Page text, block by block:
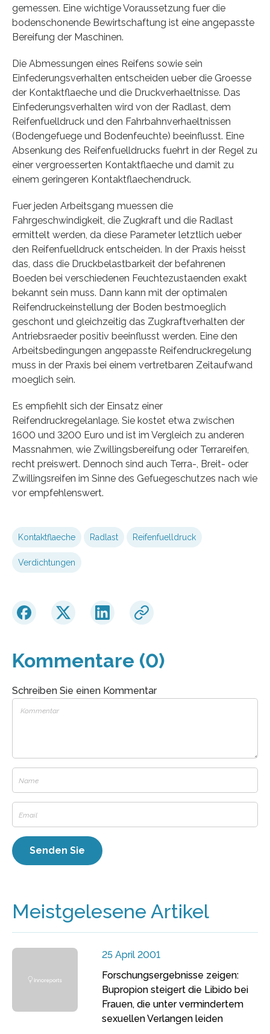
gemessen. Eine wichtige Voraussetzung fuer die
bodenschonende Bewirtschaftung ist eine angepasste
Bereifung der Maschinen.
Die Abmessungen eines Reifens sowie sein
Einfederungsverhalten entscheiden ueber die Groesse
der Kontaktflaeche und die Druckverhaeltnisse. Das
Einfederungsverhalten wird von der Radlast, dem
Reifenfuelldruck und den Fahrbahnverhaeltnissen
(Bodengefuege und Bodenfeuchte) beeinflusst. Eine
Absenkung des Reifenfuelldrucks fuehrt in der Regel zu
einer vergroesserten Kontaktflaeche und damit zu
einem geringeren Kontaktflaechendruck.
Fuer jeden Arbeitsgang muessen die
Fahrgeschwindigkeit, die Zugkraft und die Radlast
ermittelt werden, da diese Parameter letztlich ueber
den Reifenfuelldruck entscheiden. In der Praxis heisst
das, dass die Druckbelastbarkeit der befahrenen
Boeden bei verschiedenen Feuchtezustaenden exakt
bekannt sein muss. Dann kann mit der optimalen
Reifendruckeinstellung der Boden bestmoeglich
geschont und gleichzeitig das Zugkraftverhalten der
Antriebsraeder positiv beeinflusst werden. Eine den
Arbeitsbedingungen angepasste Reifendruckregelung
muss in der Praxis bei einem vertretbaren Zeitaufwand
moeglich sein.
Es empfiehlt sich der Einsatz einer
Reifendruckregelanlage. Sie kostet etwa zwischen
1600 und 3200 Euro und ist im Vergleich zu anderen
Massnahmen, wie Zwillingsbereifung oder Terrareifen,
recht preiswert. Dennoch sind auch Terra-, Breit- oder
Zwillingsreifen im Sinne des Gefuegeschutzes nach wie
vor empfehlenswert.
Kontaktflaeche Radlast Reifenfuelldruck
Verdichtungen
Kommentare (0)
Schreiben Sie einen Kommentar
Meistgelesene Artikel
25 April 2001
Forschungsergebnisse zeigen:
Bupropion steigert die Libido bei
Frauen, die unter vermindertem
sexuellen Verlangen leiden